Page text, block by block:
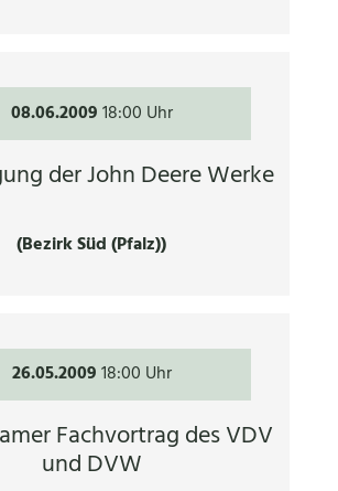
08.06.200918:00 Uhr
der John Deere Werke
(Bezirk Süd (Pfalz))
26.05.200918:00 Uhr
Fachvortrag des VDV
und DVW